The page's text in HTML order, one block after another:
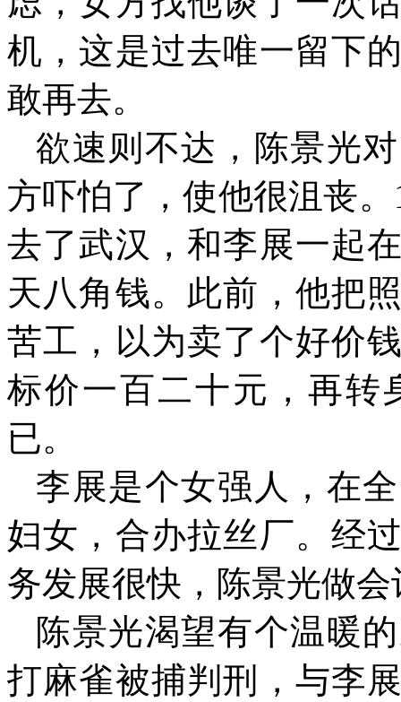
机，这是过去唯一留下
敢再去。
欲速则不达，陈景光
方吓怕了，使他很沮丧。
去了武汉，和李展一起
天八角钱。此前，他把
苦工，以为卖了个好价
标价一百二十元，再转
已。
李展是个女强人，在
妇女，合办拉丝厂。经
务发展很快，陈景光做
陈景光渴望有个温暖
打麻雀被捕判刑，与李